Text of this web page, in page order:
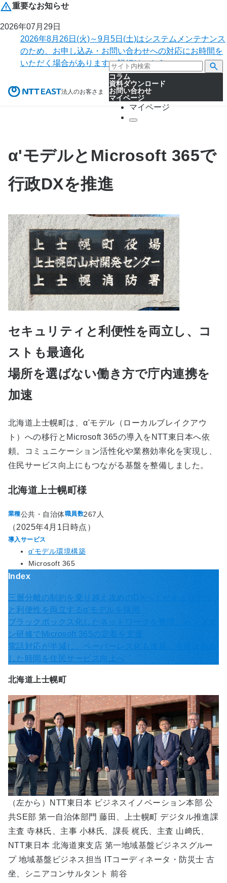
重要なお知らせ
2026年07月29日
2026年8月26日(火)～9月5日(土)はシステムメンテナンス
のため、お申し込み・お問い合わせへの対応にお時間を
いただく場合があります。詳細はこちら。
法人のお客さま
コラム
資料ダウンロード
お問い合わせ
マイページ
マイページ
α'モデルとMicrosoft 365で
行政DXを推進
セキュリティと利便性を両立し、コ
ストも最適化
場所を選ばない働き方で庁内連携を
加速
北海道上士幌町は、α'モデル（ローカルブレイクアウ
ト）への移行とMicrosoft 365の導入をNTT東日本へ依
頼。コミュニケーション活性化や業務効率化を実現し、
住民サービス向上にもつながる基盤を整備しました。
北海道上士幌町様
業種公共・自治体職員数267人
（2025年4月1日時点）
導入サービス
α'モデル環境構築
Microsoft 365
Index
三層分離の制約を乗り越え攻めのDXへ！セキュリティ
と利便性を両立するα'モデルを採用
ブラックボックス化したネットワークを整理。ハンズオ
ン研修でMicrosoft 365の定着を支援
電話対応が半減し、ペーパーレス化も進展。今後は創出
した時間を住民サービス向上へ
北海道上士幌町
（左から）NTT東日本 ビジネスイノベーション本部 公
共SE部 第一自治体部門 藤田、上士幌町 デジタル推進課
主査 寺林氏、主事 小林氏、課長 梶氏、主査 山﨑氏、
NTT東日本 北海道東支店 第一地域基盤ビジネスグルー
プ 地域基盤ビジネス担当 ITコーディネータ・防災士 古
坐、シニアコンサルタント 前谷